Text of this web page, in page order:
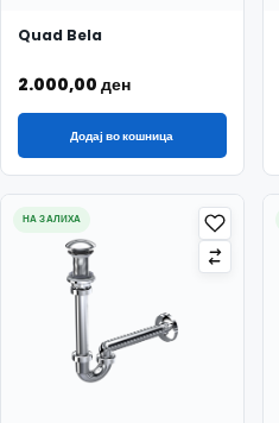
Quad Bela
2.000,00 ден
Додај во кошница
НА ЗАЛИХА